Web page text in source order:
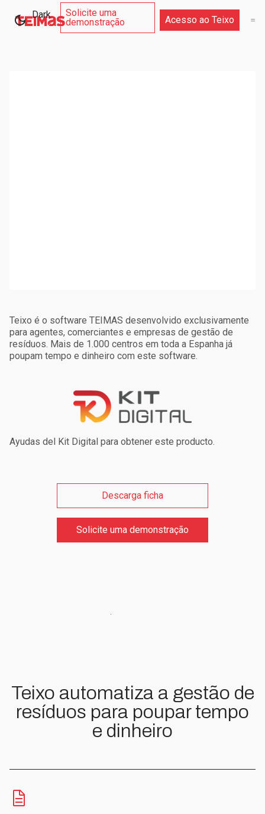
Acesso ao Teixo
Solicite uma
demonstração
Dark
Teixo é o software TEIMAS desenvolvido exclusivamente
para agentes, comerciantes e empresas de gestão de
resíduos. Mais de 1.000 centros em toda a Espanha já
poupam tempo e dinheiro com este software.
Ayudas del Kit Digital para obtener este producto.
Descarga ficha
Solicite uma demonstração
Teixo automatiza a gestão de
resíduos para poupar tempo
e dinheiro